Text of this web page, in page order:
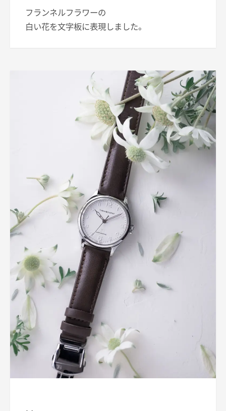
フランネルフラワーの
白い花を文字板に表現しました。